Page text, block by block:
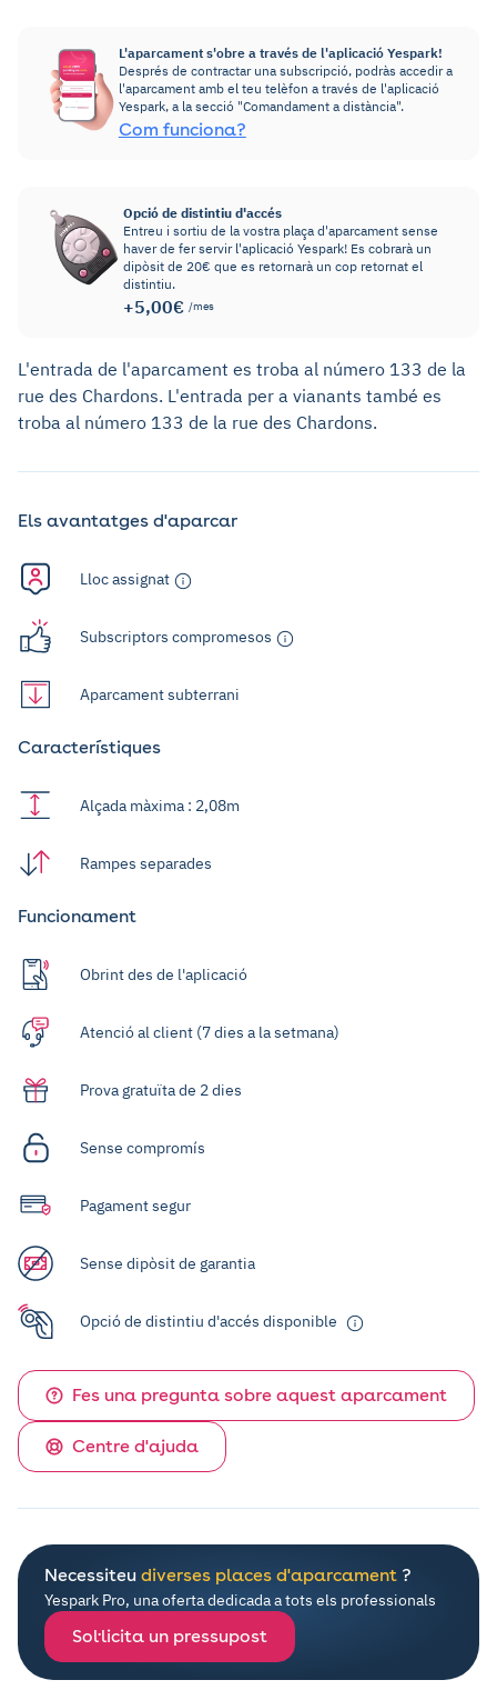
L'aparcament s'obre a través de l'aplicació Yespark!
Després de contractar una subscripció, podràs accedir a
l'aparcament amb el teu telèfon a través de l'aplicació
Yespark, a la secció "Comandament a distància".
Com funciona?
Opció de distintiu d'accés
Entreu i sortiu de la vostra plaça d'aparcament sense
haver de fer servir l'aplicació Yespark! Es cobrarà un
dipòsit de 20€ que es retornarà un cop retornat el
distintiu.
+5,00€ /mes
L'entrada de l'aparcament es troba al número 133 de la
rue des Chardons. L'entrada per a vianants també es
troba al número 133 de la rue des Chardons.
Els avantatges d'aparcar
Lloc assignat
Subscriptors compromesos
Aparcament subterrani
Característiques
Alçada màxima : 2,08m
Rampes separades
Funcionament
Obrint des de l'aplicació
Atenció al client (7 dies a la setmana)
Prova gratuïta de 2 dies
Sense compromís
Pagament segur
Sense dipòsit de garantia
Opció de distintiu d'accés disponible
Fes una pregunta sobre aquest aparcament
Centre d'ajuda
Necessiteu diverses places d'aparcament ?
Yespark Pro, una oferta dedicada a tots els professionals
Sol·licita un pressupost